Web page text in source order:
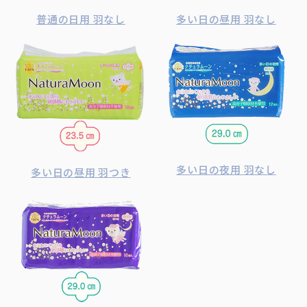
普通の日用 羽なし 多い日の昼用 羽なし
多い日の昼用 羽つき 多い日の夜用 羽なし